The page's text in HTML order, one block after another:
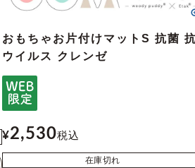
おもちゃお片付けマットS 抗菌
ウイルス クレンゼ
¥2,530税込
在庫切れ